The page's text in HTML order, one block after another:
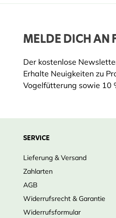
Ideal für den Alltag:
Ergonomisches Design:
Insekten
Durchdachtes Zubehör:
Bewährte Vivara
MELDE DICH AN
Der kostenlose
Erhalte Neuigkeiten zu
Vogelfütterung sowie 10
SERVICE
Lieferung & Versand
Zahlarten
AGB
Widerrufsrecht & Garantie
Widerrufsformular